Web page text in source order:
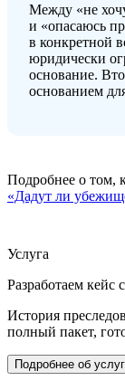
Между «не
и «опасаюсь
в конкретной
юридически
основание.
основанием
Подробнее о том,
«Дадут ли
Услуга
Разработаем кейс
История
полный пакет,
Подробнее об